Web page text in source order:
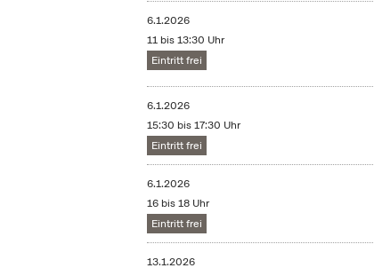
6.1.2026
11 bis 13:30 Uhr
Eintritt frei
6.1.2026
15:30 bis 17:30 Uhr
Eintritt frei
6.1.2026
16 bis 18 Uhr
Eintritt frei
13.1.2026